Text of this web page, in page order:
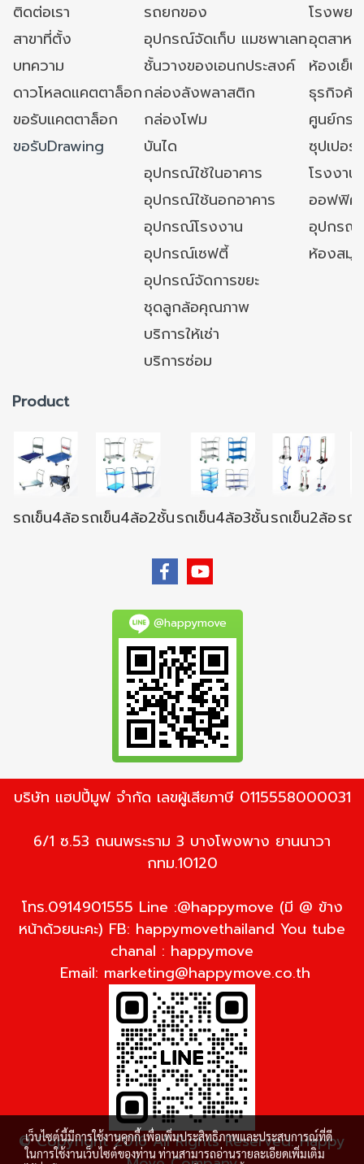
ติดต่อเรา
รถยกของ
โรงพย
สาขาที่ตั้ง
อุปกรณ์จัดเก็บ แมชพาเลทอุตสาหก
บทความ
ชั้นวางของเอนกประสงค์
ห้องเย็
ดาวโหลดแคตตาล็อกกล่องลังพลาสติก
ธุรกิจค้
ขอรับแคตตาล็อก
กล่องโฟม
ศูนย์กร
ขอรับDrawing
บันได
ซุปเปอ
อุปกรณ์ใช้ในอาคาร
โรงงา
อุปกรณ์ใช้นอกอาคาร
ออฟฟิศ/
อุปกรณ์โรงงาน
อุปกรณ์
อุปกรณ์เซฟตี้
ห้องสมุ
อุปกรณ์จัดการขยะ
ชุดลูกล้อคุณภาพ
บริการให้เช่า
บริการซ่อม
Product
รถเข็น4ล้อรถเข็น4ล้อ2ชั้นรถเข็น4ล้อ3ชั้นรถเข็น2ล้อรถ
@happymove
บริษัท แฮปปี้มูฟ จำกัด เลขผู้เสียภาษี 0115558000031
6/1 ซ.53 ถนนพระราม 3 บางโพงพาง ยานนาวา
กทม.10120
โทร.0914901555 Line :@happymove (มี @ ข้าง
หน้าด้วยนะคะ) FB: happymovethailand You tube
chanal : happymove
Email: marketing@happymove.co.th
© Copyright 2016 All Rights Reserved. Happy
เว็บไซต์นี้มีการใช้งานคุกกี้ เพื่อเพิ่มประสิทธิภาพและประสบการณ์ที่ดี
ในการใช้งานเว็บไซต์ของท่าน ท่านสามารถอ่านรายละเอียดเพิ่มเติม